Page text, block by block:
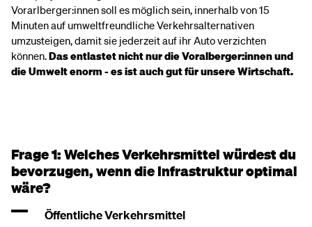
Vorarlberger:innen soll es möglich sein, innerhalb von 15
Minuten auf umweltfreundliche Verkehrsalternativen
umzusteigen, damit sie jederzeit auf ihr Auto verzichten
können.Das entlastet nicht nur die Voralberger:innen und
die Umwelt enorm - es ist auch gut für unsere Wirtschaft.
Frage 1: Welches Verkehrsmittel würdest du
bevorzugen, wenn die Infrastruktur optimal
wäre?
Öffentliche Verkehrsmittel